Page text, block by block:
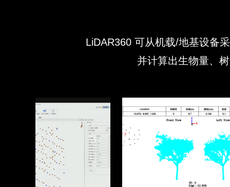
LiDAR360 可从机载/地基设备
并计算出生物量、